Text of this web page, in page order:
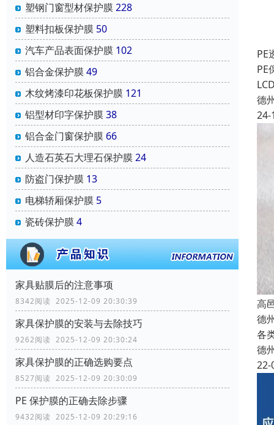
塑钢门窗型材保护膜228
塑料扣板保护膜 50
汽车产品表面保护膜 102
铝合金保护膜49
木纹烤漆印花板保护膜 121
铝型材印字保护膜38
铝合金门窗保护膜 66
人造石英石大理石保护膜24
防盗门保护膜 13
电梯轿厢保护膜 5
瓷砖保护膜4
家具贴膜后的注意事项
8342阅读 2025-12-09 20:30:39
家具保护膜的安装与去除技巧
9262阅读 2025-12-09 20:30:24
家具保护膜的正确选购要点
8527阅读 2025-12-09 20:30:09
PE 保护膜的正确去除步骤
9432阅读 2025-12-09 20:29:16
PE
PE
德
24-
高
德
各
德
22-